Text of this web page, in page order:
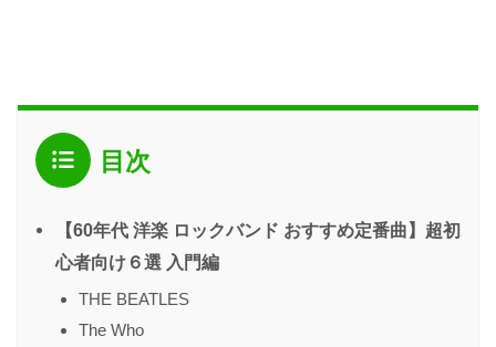
目次
【60年代 洋楽 ロックバンド おすすめ定番曲】超初
心者向け６選 入門編
THE BEATLES
The Who